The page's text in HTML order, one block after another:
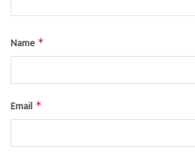
Name *
Email *